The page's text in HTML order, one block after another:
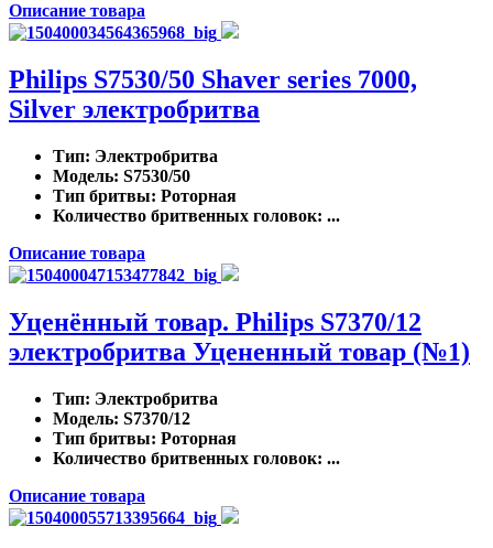
Описание товара
Philips S7530/50 Shaver series 7000,
Silver электробритва
Тип: Электробритва
Модель: S7530/50
Тип бритвы: Роторная
Количество бритвенных головок: ...
Описание товара
Уценённый товар. Philips S7370/12
электробритва Уцененный товар (№1)
Тип: Электробритва
Модель: S7370/12
Тип бритвы: Роторная
Количество бритвенных головок: ...
Описание товара